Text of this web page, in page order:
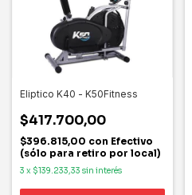
Eliptico K40 - K50Fitness
$417.700,00
$396.815,00 con Efectivo
(sólo para retiro por local)
3 x $139.233,33 sin interés